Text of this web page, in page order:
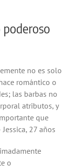
no es solo
romántico o
las barbas no
atributos, y
que
27 años
o